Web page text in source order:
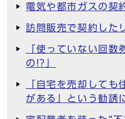
電気や都市ガスの契
訪問販売で契約した
「使っていない回数
の!?」
「自宅を売却しても
がある」という勧誘